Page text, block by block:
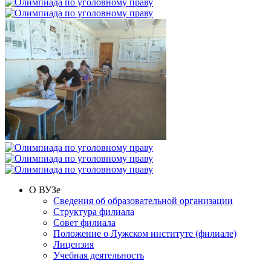
О ВУЗе
Сведения об образовательной организации
Структура филиала
Совет филиала
Положение о Лужском институте (филиале)
Лицензия
Учебная деятельность